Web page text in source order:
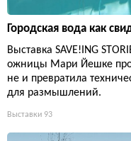
Городская вода как
Выставка SAVE!ING
ожницы Мари Йешке
не и превратила
для размышлений.
Выставки 93